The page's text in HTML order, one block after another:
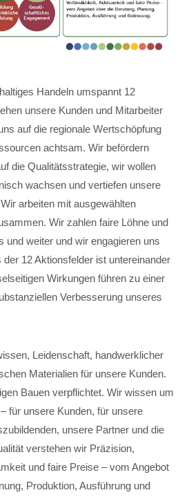
Handeln umspannt 12
unsere Kunden und Mitarbeiter
auf die regionale Wertschöpfung
achtsam. Wir befördern
die Qualitätsstrategie, wir wollen
wachsen und vertiefen unsere
arbeiten mit ausgewählten
Wir zahlen faire Löhne und
und weiter und wir engagieren uns
12 Aktionsfelder ist untereinander
Wirkungen führen zu einer
Verbesserung unseres
Leidenschaft, handwerklicher
Materialien für unsere Kunden.
Bauen verpflichtet. Wir wissen um
für unsere Kunden, für unsere
unsere Partner und die
verstehen wir Präzision,
und faire Preise – vom Angebot
Produktion, Ausführung und